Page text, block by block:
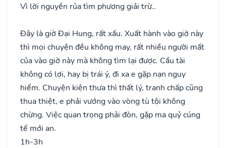
Vì lời nguyền rủa tìm phương giải trừ..
Đây là giờ Đại Hung, rất xấu. Xuất hành vào giờ này
thì mọi chuyện đều không may, rất nhiều người mất
của vào giờ này mà không tìm lại được. Cầu tài
không có lợi, hay bị trái ý, đi xa e gặp nạn nguy
hiểm. Chuyện kiện thưa thì thất lý, tranh chấp cũng
thua thiệt, e phải vướng vào vòng tù tội không
chừng. Việc quan trọng phải đòn, gặp ma quỷ cúng
tế mới an.
1h-3h